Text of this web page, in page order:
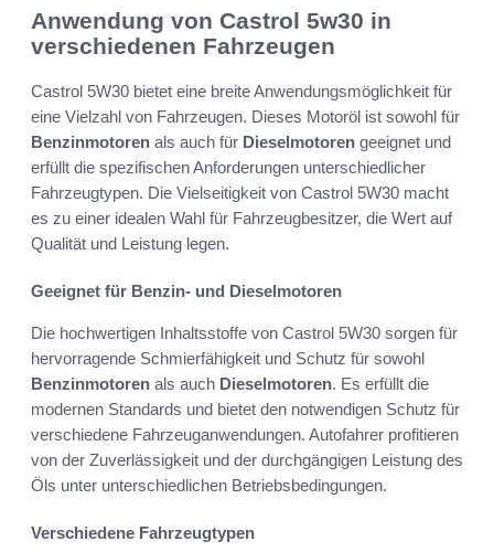
Anwendung von Castrol 5w30 in
verschiedenen Fahrzeugen
Castrol 5W30 bietet eine breite Anwendungsmöglichkeit für
eine Vielzahl von Fahrzeugen. Dieses Motoröl ist sowohl für
Benzinmotoren als auch für Dieselmotoren geeignet und
erfüllt die spezifischen Anforderungen unterschiedlicher
Fahrzeugtypen. Die Vielseitigkeit von Castrol 5W30 macht
es zu einer idealen Wahl für Fahrzeugbesitzer, die Wert auf
Qualität und Leistung legen.
Geeignet für Benzin- und Dieselmotoren
Die hochwertigen Inhaltsstoffe von Castrol 5W30 sorgen für
hervorragende Schmierfähigkeit und Schutz für sowohl
Benzinmotoren als auch Dieselmotoren. Es erfüllt die
modernen Standards und bietet den notwendigen Schutz für
verschiedene Fahrzeuganwendungen. Autofahrer profitieren
von der Zuverlässigkeit und der durchgängigen Leistung des
Öls unter unterschiedlichen Betriebsbedingungen.
Verschiedene Fahrzeugtypen